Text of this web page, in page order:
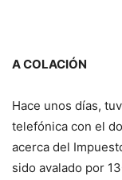
A COLACIÓN
Hace unos días,
telefónica con el
acerca del
sido avalado por